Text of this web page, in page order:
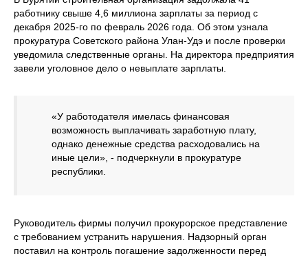
работнику свыше 4,6 миллиона зарплаты за период с
декабря 2025-го по февраль 2026 года. Об этом узнала
прокуратура Советского района Улан-Удэ и после проверки
уведомила следственные органы. На директора предприятия
завели уголовное дело о невыплате зарплаты.
«У работодателя имелась финансовая
возможность выплачивать заработную плату,
однако денежные средства расходовались на
иные цели», - подчеркнули в прокуратуре
республики.
Руководитель фирмы получил прокурорское представление
с требованием устранить нарушения. Надзорный орган
поставил на контроль погашение задолженности перед